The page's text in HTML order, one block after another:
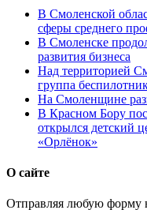
В Смоленской
сферы среднего
В Смоленске
развития бизнеса
Над территорией
группа
На Смоленщине
В Красном Бору
открылся детский
«Орлёнок»
О сайте
Отправляя любую форму